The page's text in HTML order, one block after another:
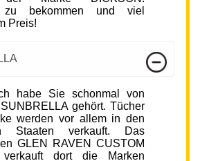
zu bekommen und viel
Preis!
habe Sie schonmal von
gehört. Tücher
werden vor allem in den
Staaten verkauft. Das
GLEN RAVEN CUSTOM
verkauft dort die Marken